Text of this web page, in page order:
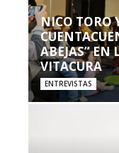
NICO TORO
ABEJAS” EN
VITACURA
ENTREVISTAS